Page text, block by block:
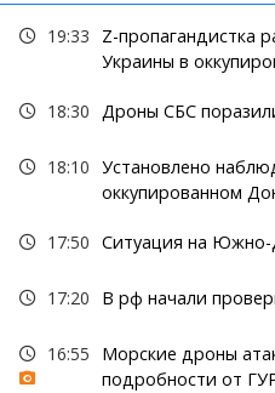
19:33
Z-пропагандистка
Украины в
18:30 Дроны СБС
18:10 Установлено
оккупированном
17:50 Ситуация на Южно-
17:20 В рф начали
16:55
Морские дроны
подробности от